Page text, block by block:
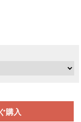
購入